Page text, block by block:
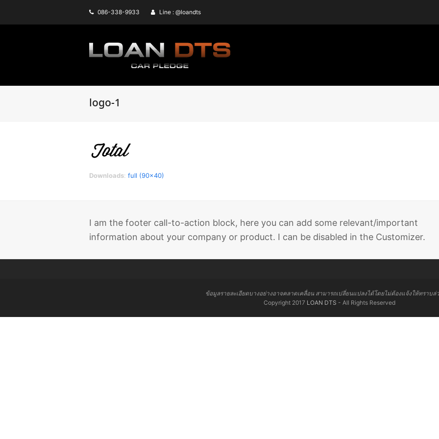
086-338-9933 Line : @loandts
logo-1
Downloads: full (90x40)
I am the footer call-to-action block, here you can add some relevant/important
information about your company or product. I can be disabled in the Customizer.
ข้อมูลรายละเอียดบางอย่างอาจคลาดเคลื่อน สามารถเปลี่ยนแปลงได้โดยไม่ต้องแจ้งให้ทราบล่
Copyright 2017 LOAN DTS - All Rights Reserved